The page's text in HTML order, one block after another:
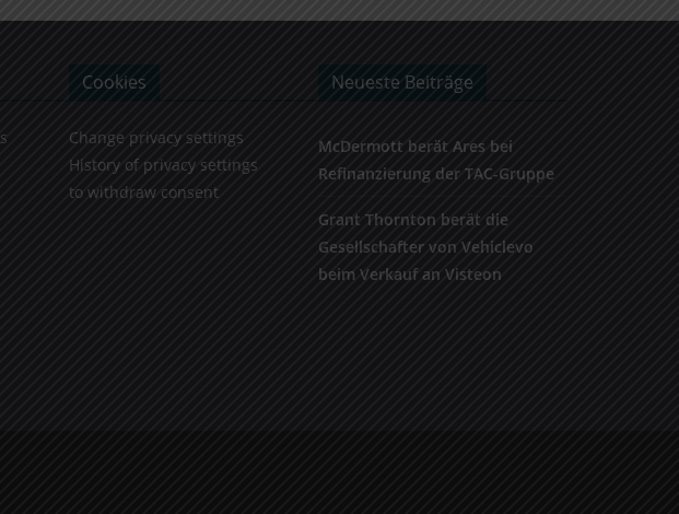
Cookies
Change privacy settings
History of privacy settings
to withdraw consent
Neueste Beiträge
McDermott berät Ares bei
Refinanzierung der TAC-Gruppe
Grant Thornton berät die
Gesellschafter von Vehiclevo
beim Verkauf an Visteon